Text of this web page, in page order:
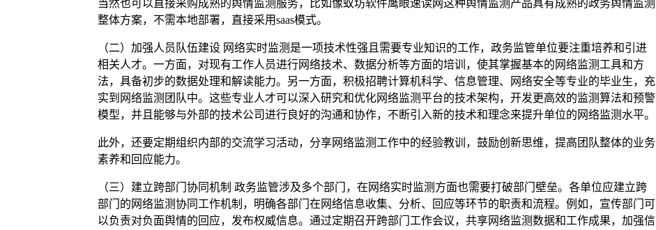
当然也可以直接采购成熟的舆情监测服务，比如像蚁坊软件鹰眼速读网这种舆情监测产品具有成熟的政务舆情监测
整体方案，不需本地部署，直接采用saas模式。
（二）加强人员队伍建设 网络实时监测是一项技术性强且需要专业知识的工作，政务监管单位要注重培养和引进
相关人才。一方面，对现有工作人员进行网络技术、数据分析等方面的培训，使其掌握基本的网络监测工具和方
法，具备初步的数据处理和解读能力。另一方面，积极招聘计算机科学、信息管理、网络安全等专业的毕业生，充
实到网络监测团队中。这些专业人才可以深入研究和优化网络监测平台的技术架构，开发更高效的监测算法和预警
模型，并且能够与外部的技术公司进行良好的沟通和协作，不断引入新的技术和理念来提升单位的网络监测水平。
此外，还要定期组织内部的交流学习活动，分享网络监测工作中的经验教训，鼓励创新思维，提高团队整体的业务
素养和回应能力。
（三）建立跨部门协同机制 政务监管涉及多个部门，在网络实时监测方面也需要打破部门壁垒。各单位应建立跨
部门的网络监测协同工作机制，明确各部门在网络信息收集、分析、回应等环节的职责和流程。例如，宣传部门可
以负责对负面舆情的回应，发布权威信息。通过定期召开跨部门工作会议，共享网络监测数据和工作成果，加强信